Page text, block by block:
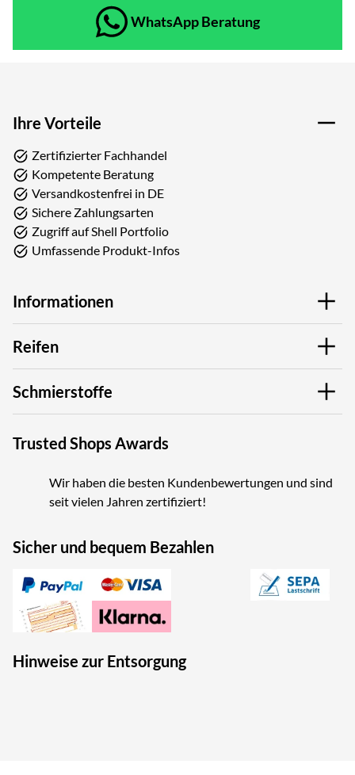
WhatsApp Beratung
Ihre Vorteile
Zertifizierter Fachhandel
Kompetente Beratung
Versandkostenfrei in DE
Sichere Zahlungsarten
Zugriff auf Shell Portfolio
Umfassende Produkt-Infos
Informationen
Reifen
Schmierstoffe
Trusted Shops Awards
Wir haben die besten Kundenbewertungen und sind
seit vielen Jahren zertifiziert!
Sicher und bequem Bezahlen
Hinweise zur Entsorgung